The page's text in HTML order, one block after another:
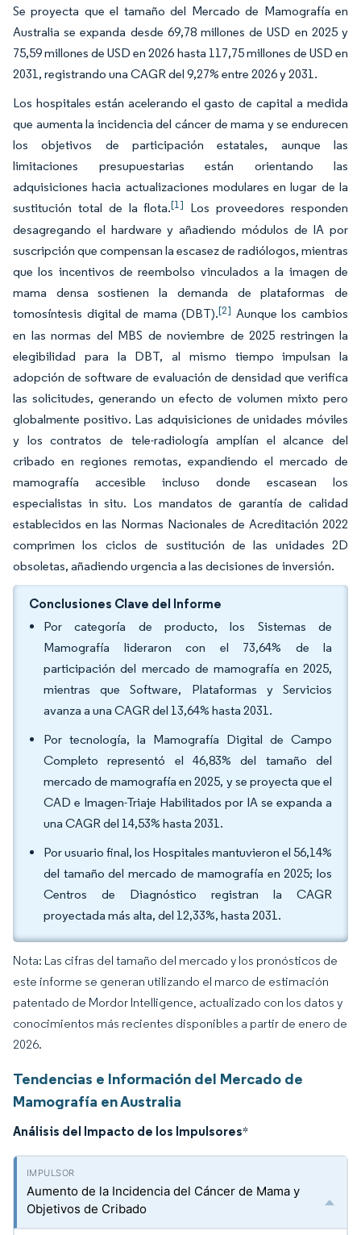
Se proyecta que el tamaño del Mercado de Mamografía en
Australia se expanda desde 69,78 millones de USD en 2025 y
75,59 millones de USD en 2026 hasta 117,75 millones de USD en
2031, registrando una CAGR del 9,27% entre 2026 y 2031.
Los hospitales están acelerando el gasto de capital a medida
que aumenta la incidencia del cáncer de mama y se endurecen
los objetivos de participación estatales, aunque las
limitaciones presupuestarias están orientando las
adquisiciones hacia actualizaciones modulares en lugar de la
sustitución total de la flota.[1] Los proveedores responden
desagregando el hardware y añadiendo módulos de IA por
suscripción que compensan la escasez de radiólogos, mientras
que los incentivos de reembolso vinculados a la imagen de
mama densa sostienen la demanda de plataformas de
tomosíntesis digital de mama (DBT).[2] Aunque los cambios
en las normas del MBS de noviembre de 2025 restringen la
elegibilidad para la DBT, al mismo tiempo impulsan la
adopción de software de evaluación de densidad que verifica
las solicitudes, generando un efecto de volumen mixto pero
globalmente positivo. Las adquisiciones de unidades móviles
y los contratos de tele-radiología amplían el alcance del
cribado en regiones remotas, expandiendo el mercado de
mamografía accesible incluso donde escasean los
especialistas in situ. Los mandatos de garantía de calidad
establecidos en las Normas Nacionales de Acreditación 2022
comprimen los ciclos de sustitución de las unidades 2D
obsoletas, añadiendo urgencia a las decisiones de inversión.
Conclusiones Clave del Informe
Por categoría de producto, los Sistemas de
Mamografía lideraron con el 73,64% de la
participación del mercado de mamografía en 2025,
mientras que Software, Plataformas y Servicios
avanza a una CAGR del 13,64% hasta 2031.
Por tecnología, la Mamografía Digital de Campo
Completo representó el 46,83% del tamaño del
mercado de mamografía en 2025, y se proyecta que el
CAD e Imagen-Triaje Habilitados por IA se expanda a
una CAGR del 14,53% hasta 2031.
Por usuario final, los Hospitales mantuvieron el 56,14%
del tamaño del mercado de mamografía en 2025; los
Centros de Diagnóstico registran la CAGR
proyectada más alta, del 12,33%, hasta 2031.
Nota: Las cifras del tamaño del mercado y los pronósticos de
este informe se generan utilizando el marco de estimación
patentado de Mordor Intelligence, actualizado con los datos y
conocimientos más recientes disponibles a partir de enero de
2026.
Tendencias e Información del Mercado de
Mamografía en Australia
Análisis del Impacto de los Impulsores*
Aumento de la Incidencia del Cáncer de Mama y
Objetivos de Cribado